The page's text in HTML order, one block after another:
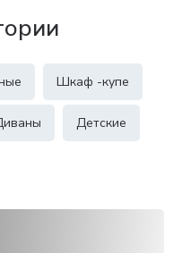
Шкаф -купе
Детские